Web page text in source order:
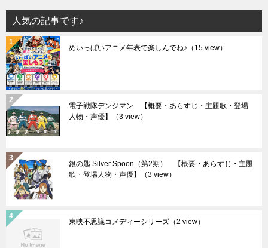
人気の記事です♪
めいっぱいアニメ年表で楽しんでね♪ （15 view）
電子戦隊デンジマン 【概要・あらすじ・主題歌・登場
人物・声優】
（3 view）
銀の匙 Silver Spoon（第2期） 【概要・あらすじ・主題
歌・登場人物・声優】
（3 view）
東映不思議コメディーシリーズ （2 view）